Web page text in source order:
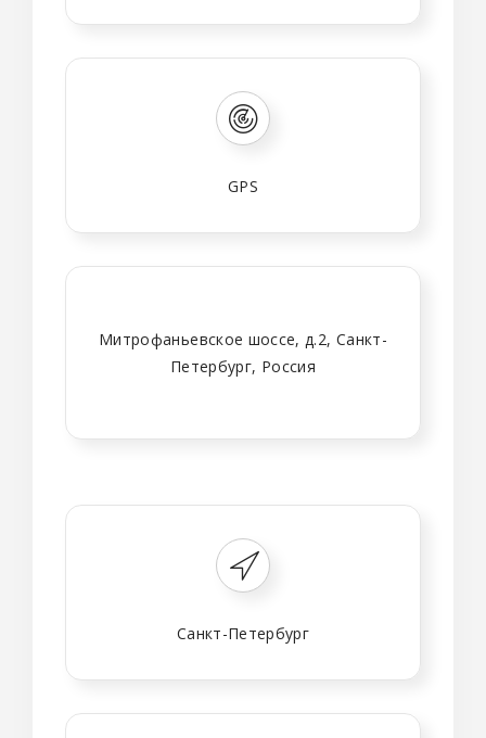
GPS
Митрофаньевское шоссе, д.2, Санкт-
Петербург, Россия
Санкт-Петербург